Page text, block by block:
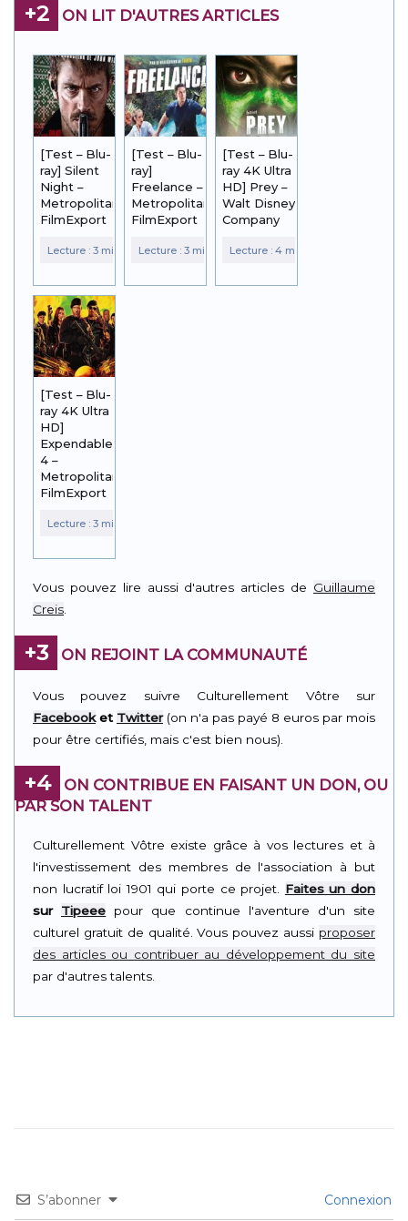
+2 ON LIT D'AUTRES ARTICLES
[Test – Blu-
ray] Silent
Night –
Metropolitan
FilmExport
[Test – Blu-
ray]
Freelance –
Metropolitan
FilmExport
[Test – Blu-
ray 4K Ultra
HD] Prey –
Walt Disney
Company
[Test – Blu-
ray 4K Ultra
HD]
Expendables
4 –
Metropolitan
FilmExport
Vous pouvez lire aussi d'autres articles de Guillaume
Creis
+3 ON REJOINT LA COMMUNAUTÉ
Vous pouvez suivre Culturellement Vôtre sur
Facebooket Twitter(on n'a pas payé 8 euros par mois
pour être certifiés, mais c'est bien nous).
+4
ON CONTRIBUE EN FAISANT UN DON, OU
PAR SON TALENT
Culturellement Vôtre existe grâce à vos lectures et à
l'investissement des membres de l'association à but
non lucratif loi 1901 qui porte ce projet. Faites un don
sur Tipeee pour que continue l'aventure d'un site
culturel gratuit de qualité. Vous pouvez aussi proposer
des articles ou contribuer au développement du site
par d'autres talents.
S’abonner Connexion